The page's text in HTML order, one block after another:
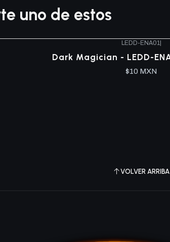
uno de estos
LEDD-ENA01|
Dark Magician - LEDD-
$10 MXN
VOLVER ARRIBA